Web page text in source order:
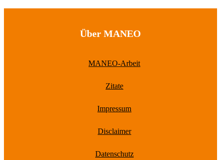
Über MANEO
MANEO-Arbeit
Zitate
Impressum
Disclaimer
Datenschutz